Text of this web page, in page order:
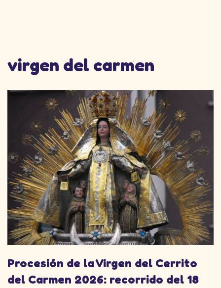
virgen del carmen
Procesión de la Virgen del Cerrito
del Carmen 2026: recorrido del 18